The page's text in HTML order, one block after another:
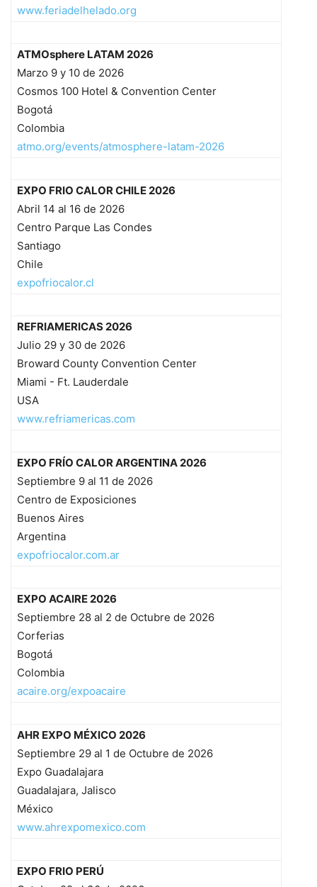
www.feriadelhelado.org
ATMOsphere LATAM 2026
Marzo 9 y 10 de 2026
Cosmos 100 Hotel & Convention Center
Bogotá
Colombia
atmo.org/events/atmosphere-latam-2026
EXPO FRIO CALOR CHILE 2026
Abril 14 al 16 de 2026
Centro Parque Las Condes
Santiago
Chile
expofriocalor.cl
REFRIAMERICAS 2026
Julio 29 y 30 de 2026
Broward County Convention Center
Miami - Ft. Lauderdale
USA
www.refriamericas.com
EXPO FRÍO CALOR ARGENTINA 2026
Septiembre 9 al 11 de 2026
Centro de Exposiciones
Buenos Aires
Argentina
expofriocalor.com.ar
EXPO ACAIRE 2026
Septiembre 28 al 2 de Octubre de 2026
Corferias
Bogotá
Colombia
acaire.org/expoacaire
AHR EXPO MÉXICO 2026
Septiembre 29 al 1 de Octubre de 2026
Expo Guadalajara
Guadalajara, Jalisco
México
www.ahrexpomexico.com
EXPO FRIO PERÚ